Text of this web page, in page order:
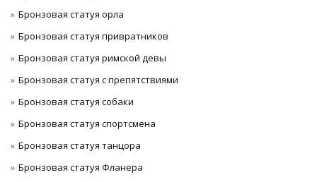
Бронзовая статуя орла
Бронзовая статуя привратников
Бронзовая статуя римской девы
Бронзовая статуя с препятствиями
Бронзовая статуя собаки
Бронзовая статуя спортсмена
Бронзовая статуя танцора
Бронзовая статуя Фланера